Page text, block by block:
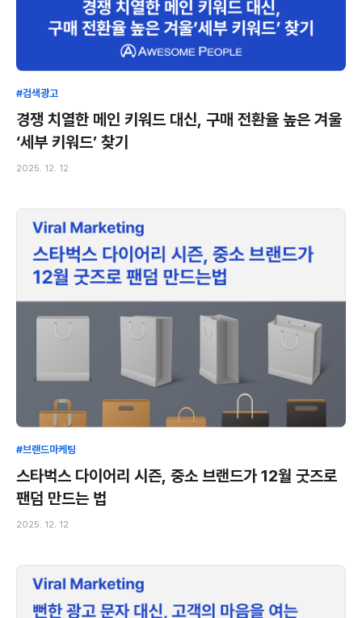
#검색광고
경쟁 치열한 메인 키워드 대신, 구매 전환율 높은 겨울
‘세부 키워드’ 찾기
2025. 12. 12
#브랜드마케팅
스타벅스 다이어리 시즌, 중소 브랜드가 12월 굿즈로
팬덤 만드는 법
2025. 12. 12